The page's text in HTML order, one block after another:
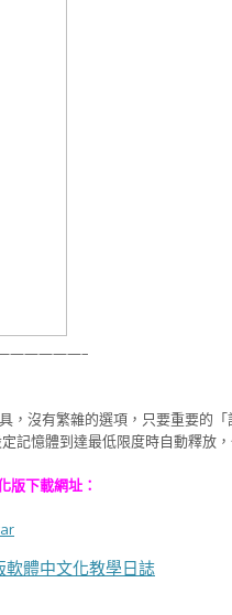
沒有繁雜的選項，只要重要的「
記憶體到達最低限度時自動釋放
下載網址：
軟體中文化教學日誌